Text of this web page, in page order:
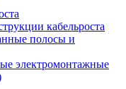
кабельроста
полосы и
электромонтажные